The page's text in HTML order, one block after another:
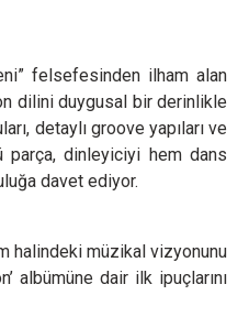
felsefesinden ilham alan
dilini duygusal bir derinlikle
detaylı groove yapıları ve
dinleyiciyi hem dans
davet ediyor.
halindeki müzikal vizyonunu
albümüne dair ilk ipuçlarını